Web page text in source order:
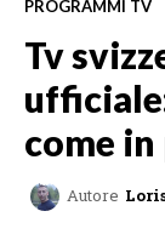
PROGRAMMI TV
Tv
come in
Autore